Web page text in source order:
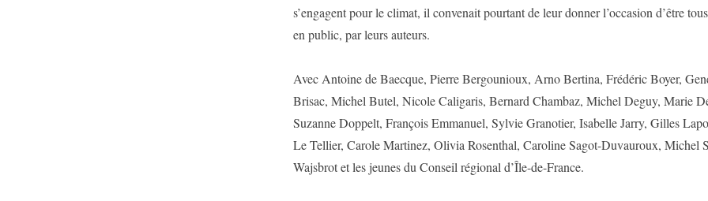
s’engagent pour le climat, il convenait pourtant de leur donner l’occasion d’être
en public, par leurs auteurs.
Avec Antoine de Baecque, Pierre Bergounioux, Arno Bertina, Frédéric Boyer,
Brisac, Michel Butel, Nicole Caligaris, Bernard Chambaz, Michel Deguy, Marie
Suzanne Doppelt, François Emmanuel, Sylvie Granotier, Isabelle Jarry, Gilles
Le Tellier, Carole Martinez, Olivia Rosenthal, Caroline Sagot-Duvauroux, Michel
Wajsbrot et les jeunes du Conseil régional d’Île-de-France.